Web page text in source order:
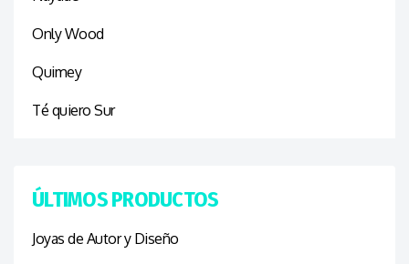
Only Wood
Quimey
Té quiero Sur
ÚLTIMOS PRODUCTOS
Joyas de Autor y Diseño